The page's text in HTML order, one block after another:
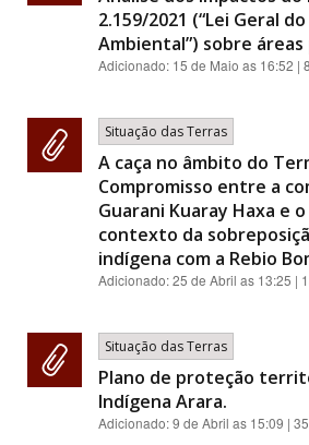
2.159/2021 (“Lei Geral
Ambiental”) sobre
Adicionado: 15 de Maio as 16:52 |
Situação das Terras
A caça no âmbito do
Compromisso entre a
Guarani Kuaray Haxa e o
contexto da
indígena com a Rebio
Adicionado:25 de Abril as 13:25 |
Situação das Terras
Plano de proteção
Indígena Arara.
Adicionado:9 de Abril as 15:09 |